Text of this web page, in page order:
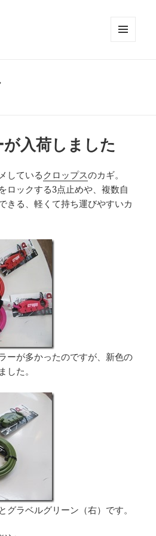
入荷しました
している クロップスのカギ。
ロックする3点止めや、複数自
きる、軽くて持ち運びやすいカ
ーが多かったのですが、新色の
した。
グラベルグリーン（右）です。